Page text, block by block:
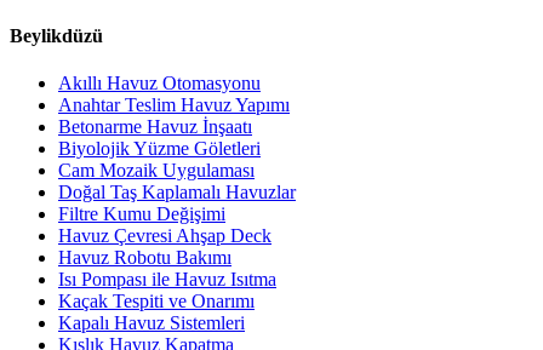
Beylikdüzü
Akıllı Havuz Otomasyonu
Anahtar Teslim Havuz Yapımı
Betonarme Havuz İnşaatı
Biyolojik Yüzme Göletleri
Cam Mozaik Uygulaması
Doğal Taş Kaplamalı Havuzlar
Filtre Kumu Değişimi
Havuz Çevresi Ahşap Deck
Havuz Robotu Bakımı
Isı Pompası ile Havuz Isıtma
Kaçak Tespiti ve Onarımı
Kapalı Havuz Sistemleri
Kışlık Havuz Kapatma